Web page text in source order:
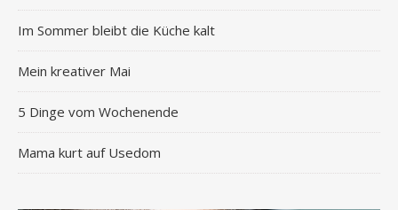
Im Sommer bleibt die Küche kalt
Mein kreativer Mai
5 Dinge vom Wochenende
Mama kurt auf Usedom